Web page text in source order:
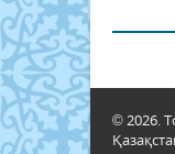
© 2026.